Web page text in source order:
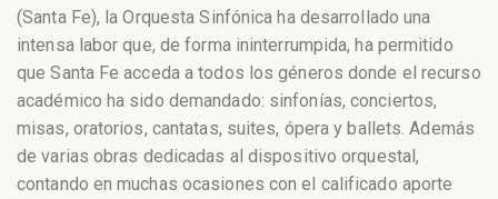
(Santa Fe), la Orquesta Sinfónica ha desarrollado una
intensa labor que, de forma ininterrumpida, ha permitido
que Santa Fe acceda a todos los géneros donde el recurso
académico ha sido demandado: sinfonías, conciertos,
misas, oratorios, cantatas, suites, ópera y ballets. Además
de varias obras dedicadas al dispositivo orquestal,
contando en muchas ocasiones con el calificado aporte